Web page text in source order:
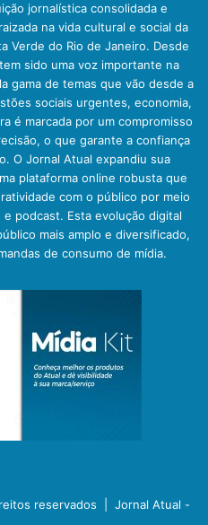
jornalística consolidada e
na vida cultural e social da
Verde do Rio de Janeiro. Desde
sido uma voz importante na
gama de temas que vão desde a
sociais urgentes, economia,
é marcada por um compromisso
o que garante a confiança
O Jornal Atual expandiu sua
plataforma online robusta que
com o público por meio
podcast. Esta evolução digital
mais amplo e diversificado,
de consumo de mídia.
reservados | Jornal Atual -